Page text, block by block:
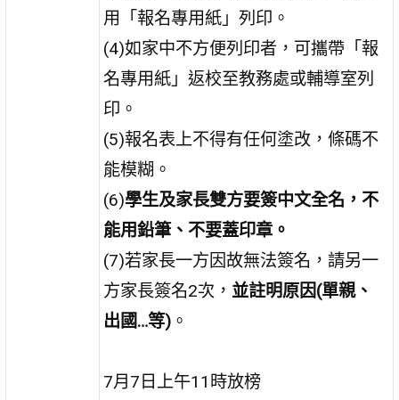
用「報名專用紙」列印。
(4)如家中不方便列印者，可攜帶「報
名專用紙」返校至教務處或輔導室列
印。
(5)報名表上不得有任何塗改，條碼不
能模糊。
(6)學生及家長雙方要簽中文全名，不
能用鉛筆、不要蓋印章。
(7)若家長一方因故無法簽名，請另一
方家長簽名2次， 並註明原因(單親、
出國…等) 。
7月7日上午11時放榜